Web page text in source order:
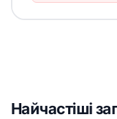
Найчастіші